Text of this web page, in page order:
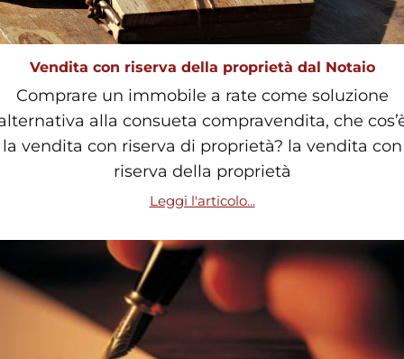
Vendita con riserva della proprietà dal Notaio
Comprare un immobile a rate come soluzione
alla consueta compravendita, che
la vendita con riserva di proprietà? la vendita con
riserva della proprietà
Leggi l'articolo...